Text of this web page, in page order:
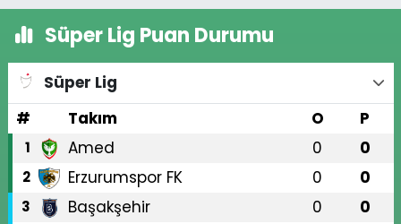
Süper Lig Puan Durumu
Süper Lig
#
Takım O P
1 Amed 0 0
2 Erzurumspor FK 0 0
3 Başakşehir 0 0